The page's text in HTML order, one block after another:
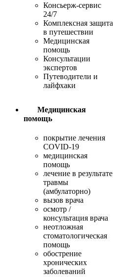
Консьерж-сервис
24/7
Комплексная защита
в путешествии
Медицинская
помощь
Консультации
экспертов
Путеводители и
лайфхаки
Медицинская
помощь
покрытие лечения
COVID-19
медицинская
помощь
лечение в результате
травмы
(амбулаторно)
вызов врача
осмотр /
консультация врача
неотложная
стоматологическая
помощь
обострение
хронических
заболеваний